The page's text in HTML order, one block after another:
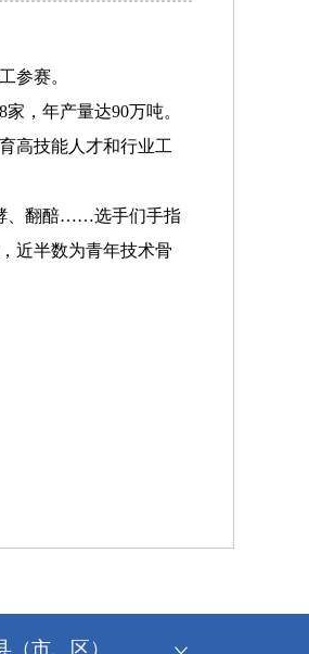
参赛。
，年产量达90万吨。
高技能人才和行业工
、翻醅……选手们手指
近半数为青年技术骨
（市、区）